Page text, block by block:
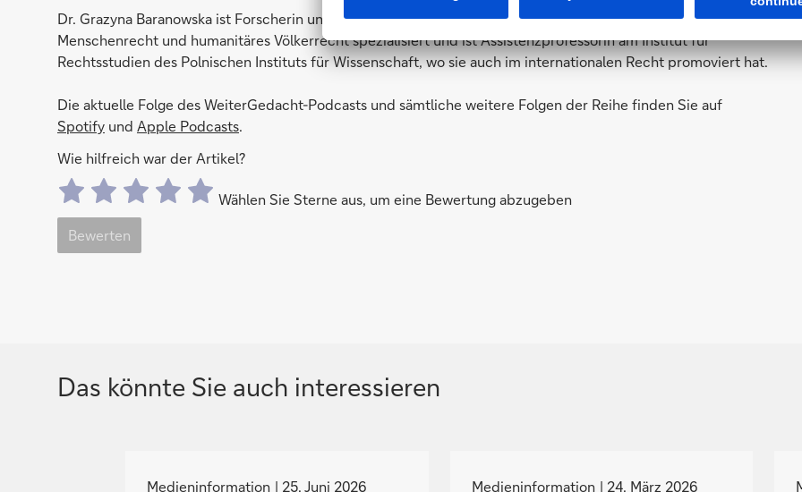
Dr. Grazyna Baranowska ist Forscherin und lehrt an der Hertie School. Sie hat sich auf internationales
Menschenrecht und humanitäres Völkerrecht spezialisiert und ist Assistenzprofessorin am Institut für
Rechtsstudien des Polnischen Instituts für Wissenschaft, wo sie auch im internationalen Recht promoviert hat.
Die aktuelle Folge des WeiterGedacht-Podcasts und sämtliche weitere Folgen der Reihe finden Sie auf
Spotify und Apple Podcasts.
Wie hilfreich war der Artikel?
Wählen Sie Sterne aus, um eine Bewertung abzugeben
Bewerten
Das könnte Sie auch interessieren
a
Medieninformation 25. Juni 2026
a
Medieninformation 24. März 2026